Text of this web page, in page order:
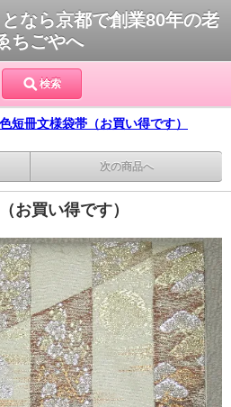
なら京都で創業80年の老
ちごやへ
検索
短冊文様袋帯（お買い得です）
次の商品へ
お買い得です）